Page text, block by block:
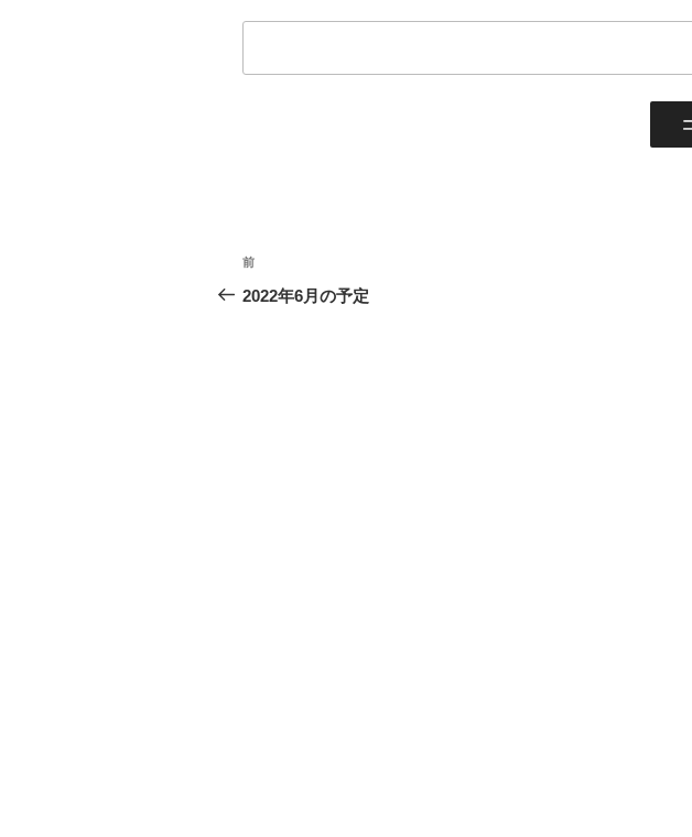
投
稿
前
の
前
2022年6月の予定